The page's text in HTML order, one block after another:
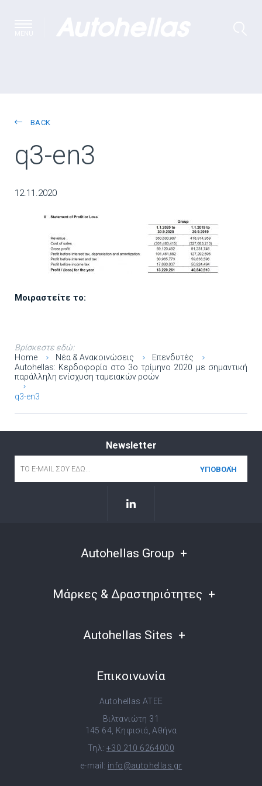
BACK
q3-en3
12.11.2020
Μοιραστείτε το:
Βρίσκεστε εδώ:
Home
Νέα & Ανακοινώσεις
Επενδυτές
Autohellas: Κερδοφορία στο 3ο τρίμηνο 2020 με σημαντική
παράλληλη ενίσχυση ταμειακών ροών
q3-en3
Newsletter
Autohellas Group
Μάρκες & Δραστηριότητες
Autohellas Sites
Επικοινωνία
Autohellas ATEE
Βιλτανιώτη 31
145 64, Κηφισιά, Αθήνα
Τηλ: +30 210 6264000
e-mail: info@autohellas.gr